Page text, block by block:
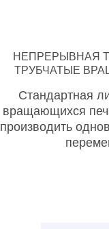
НЕПРЕРЫВНАЯ
ТРУБЧАТЫЕ
Стандартная
вращающихся
производить